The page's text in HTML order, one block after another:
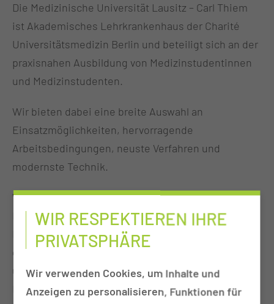
Die Medizinische Universität Lausitz – Carl Thiem
ist Akademisches Lehrkrankenhaus der Charité
Universitätsmedizin Berlin und beteiligt sich an der
praxisnahen Ausbildung von Medizinstudentinnen
und Medizinstudenten.
Wir bieten dabei eine breite Auswahl an
Einsatzmöglichkeiten, hervorragende
Arbeitsbedingungen, neuste Verfahren und
modernste Technik.
Während des Praktischen Jahres werden die
Medizinstudierenden vollständig in die Abläufe der
Kliniken integriert und begleiten die Patienten über
den gesamten Klinikaufenthalt von der Aufnahme
über die Diagnostik und Therapie bis zur
Entlassung.
WIR RESPEKTIEREN IHRE
PRIVATSPHÄRE
Wir verwenden Cookies, um Inhalte und
Anzeigen zu personalisieren, Funktionen für